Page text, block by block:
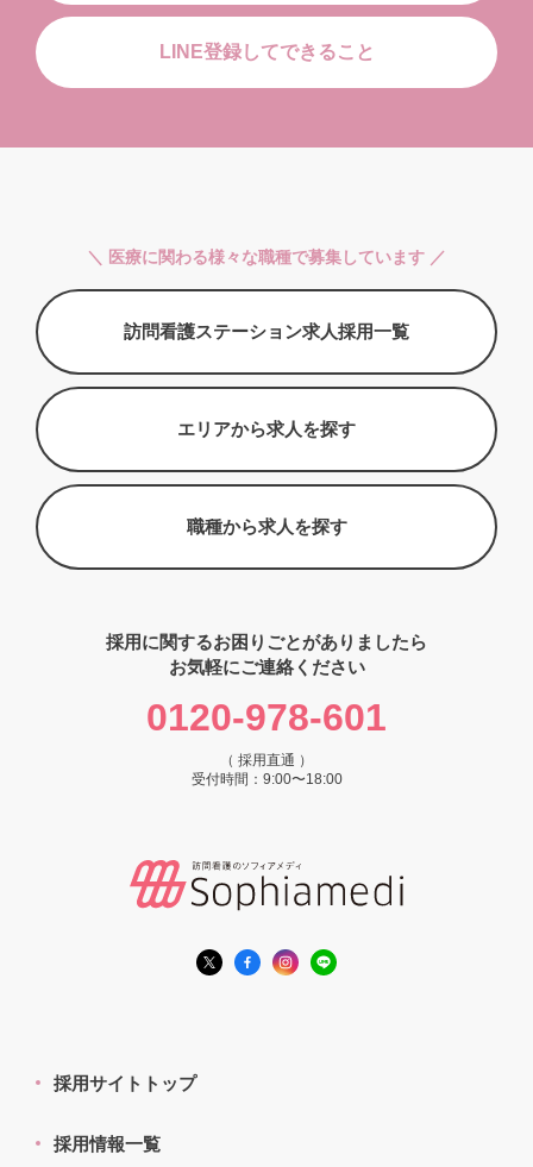
LINE登録してできること
＼ 医療に関わる様々な職種で募集しています ／
訪問看護ステーション求人採用一覧
エリアから求人を探す
職種から求人を探す
採用に関するお困りごとがありましたら
お気軽にご連絡ください
0120-978-601
（ 採用直通 ）
受付時間：9:00〜18:00
採用サイトトップ
採用情報一覧